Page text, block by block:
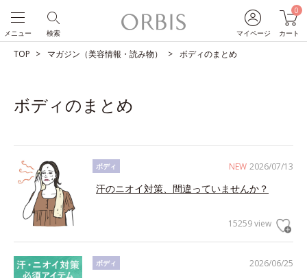
マイページ
0
カート
検索
メニュー
TOP マガジン（美容情報・読み物） ボディのまとめ
ボディのまとめ
NEW 2026/07/13
ボディ
汗のニオイ対策、間違っていませんか？
15259 view
2026/06/25
ボディ